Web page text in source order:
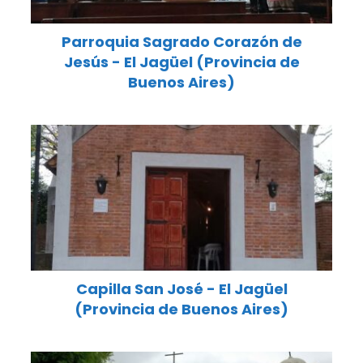
Parroquia Sagrado Corazón de
Jesús - El Jagüel (Provincia de
Buenos Aires)
Capilla San José - El Jagüel
(Provincia de Buenos Aires)